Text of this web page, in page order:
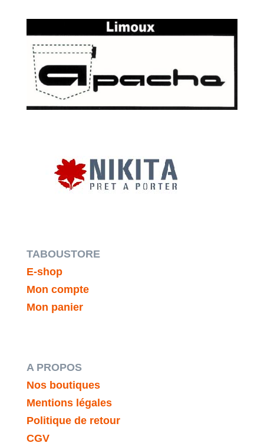
TABOUSTORE
E-shop
Mon compte
Mon panier
A PROPOS
Nos boutiques
Mentions légales
Politique de retour
CGV